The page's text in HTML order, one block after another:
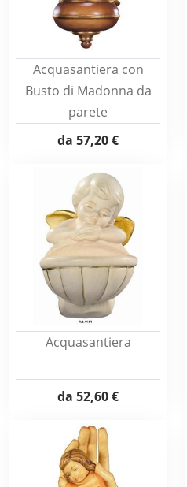
Acquasantiera con
Busto di Madonna da
parete
da 57,20 €
Acquasantiera
da 52,60 €